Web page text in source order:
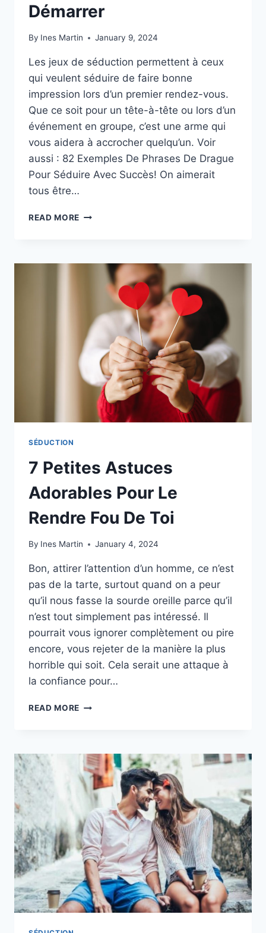
Démarrer
By Ines Martin January 9, 2024
Les jeux de séduction permettent à ceux
qui veulent séduire de faire bonne
impression lors d’un premier rendez-vous.
Que ce soit pour un tête-à-tête ou lors d’un
événement en groupe, c’est une arme qui
vous aidera à accrocher quelqu’un. Voir
aussi : 82 Exemples De Phrases De Drague
Pour Séduire Avec Succès! On aimerait
tous être…
READ MORE JEUX
LES
BASES
DÉMARRER
SÉDUCTION
7 Petites Astuces
Adorables Pour Le
Rendre Fou De Toi
By Ines Martin January 4, 2024
Bon, attirer l’attention d’un homme, ce n’est
pas de la tarte, surtout quand on a peur
qu’il nous fasse la sourde oreille parce qu’il
n’est tout simplement pas intéressé. Il
pourrait vous ignorer complètement ou pire
encore, vous rejeter de la manière la plus
horrible qui soit. Cela serait une attaque à
la confiance pour…
READ MORE 7
POUR
LE
RENDRE
FOU
TOI